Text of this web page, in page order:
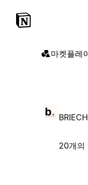
마켓플레
20개의